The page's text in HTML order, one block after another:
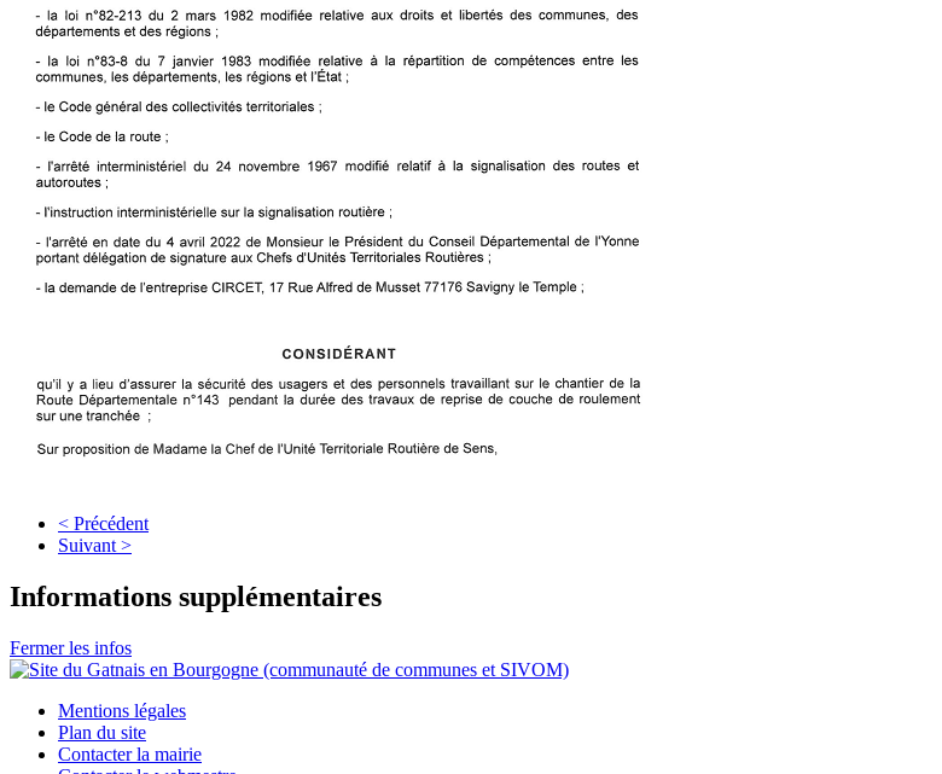
< Précédent
Suivant >
Informations supplémentaires
Fermer les infos
Mentions légales
Plan du site
Contacter la mairie